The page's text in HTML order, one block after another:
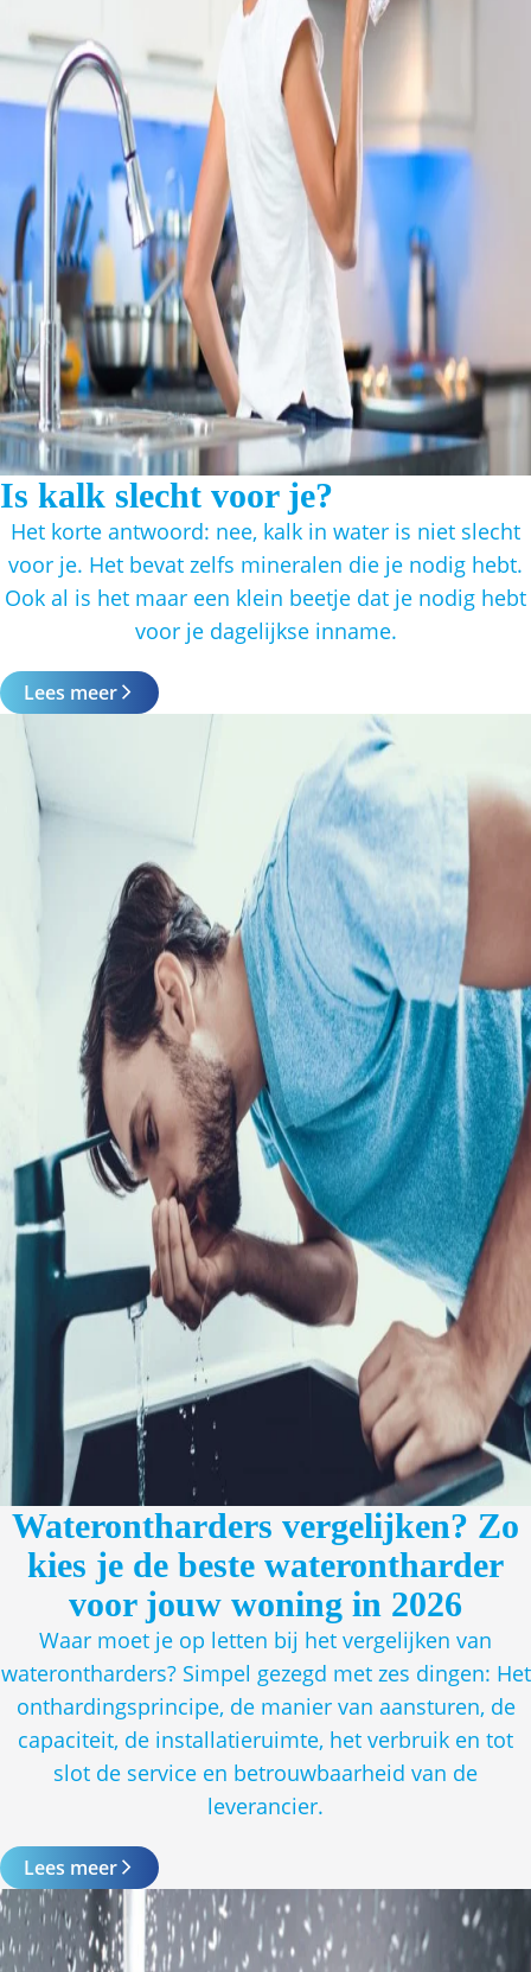
Is kalk slecht voor je?
Het korte antwoord: nee, kalk in water is niet slecht
voor je. Het bevat zelfs mineralen die je nodig hebt.
Ook al is het maar een klein beetje dat je nodig hebt
voor je dagelijkse inname.
Lees meer
Waterontharders vergelijken? Zo
kies je de beste waterontharder
voor jouw woning in 2026
Waar moet je op letten bij het vergelijken van
waterontharders? Simpel gezegd met zes dingen: Het
onthardingsprincipe, de manier van aansturen, de
capaciteit, de installatieruimte, het verbruik en tot
slot de service en betrouwbaarheid van de
leverancier.
Lees meer